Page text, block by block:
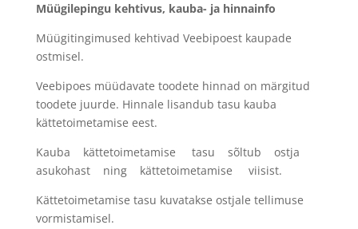
Müügilepingu kehtivus, kauba- ja hinnainfo
Müügitingimused kehtivad Veebipoest kaupade
ostmisel.
Veebipoes müüdavate toodete hinnad on märgitud
toodete juurde. Hinnale lisandub tasu kauba
kättetoimetamise eest.
Kauba kättetoimetamise tasu sõltub ostja
asukohast ning kättetoimetamise viisist.
Kättetoimetamise tasu kuvatakse ostjale tellimuse
vormistamisel.